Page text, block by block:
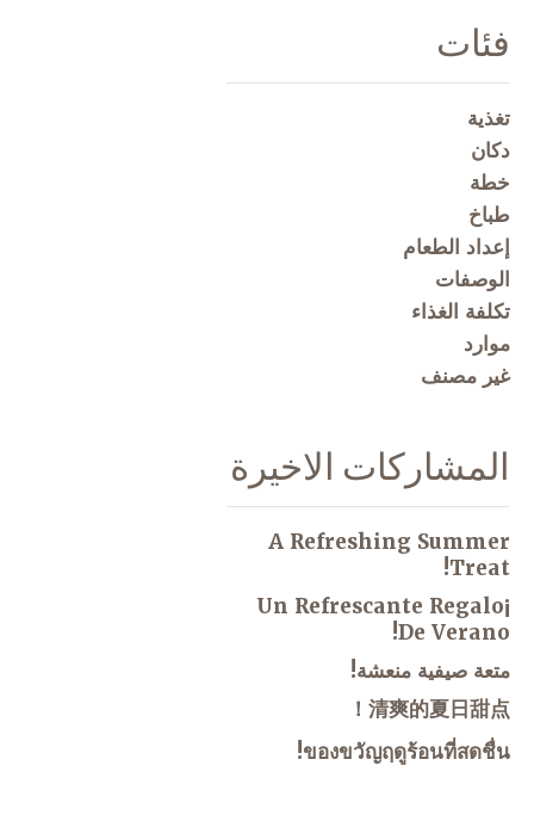
فئات
تغذية
دكان
خطة
طباخ
إعداد الطعام
الوصفات
تكلفة الغذاء
موارد
غير مصنف
المشاركات الاخيرة
A Refreshing Summer
Treat!
¡Un Refrescante Regalo
De Verano!
متعة صيفية منعشة!
清爽的夏日甜点！
ของขวัญฤดูร้อนที่สดชื่น!